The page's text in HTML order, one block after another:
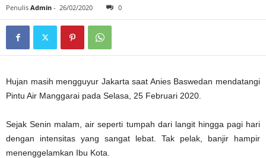
Penulis Admin - 26/02/2020 0
Hujan masih mengguyur Jakarta saat Anies Baswedan mendatangi
Pintu Air Manggarai pada Selasa, 25 Februari 2020.
Sejak Senin malam, air seperti tumpah dari langit hingga pagi hari
dengan intensitas yang sangat lebat. Tak pelak, banjir hampir
menenggelamkan Ibu Kota.